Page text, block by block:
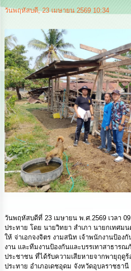
การ
คลัง
นโยบาย
No
Gift
Policy
การ
ดำเนิน
การ
เพื่อ
ป้องกัน
การ
ทุจริต
ส่ง
เสริม
คุณธรรม
และ
ความ
โปร่งใส
วันพฤหัสบดี, 23 เมษายน 2569 10:34
วันพฤหัสบดีที่ 23 เมษายน พ.ศ.2569 เวลา
ประทาย โดย นายวิทยา สำเภา นายกเทศม
ให้ จ่าเอกจงจิตร งามสนิท เจ้าพนักงานป้อ
งาน และทีมงานป้องกันและบรรเทาสาธาร
ประชาชน ที่ได้รับความเสียหายจากพายุฤ
ประทาย อำเภอเดชอุดม จังหวัดอุบลราชธานี